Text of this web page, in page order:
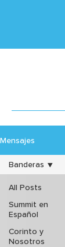
Mensajes
All Posts
Summit en
Español
Corinto y
Nosotros
Banderas